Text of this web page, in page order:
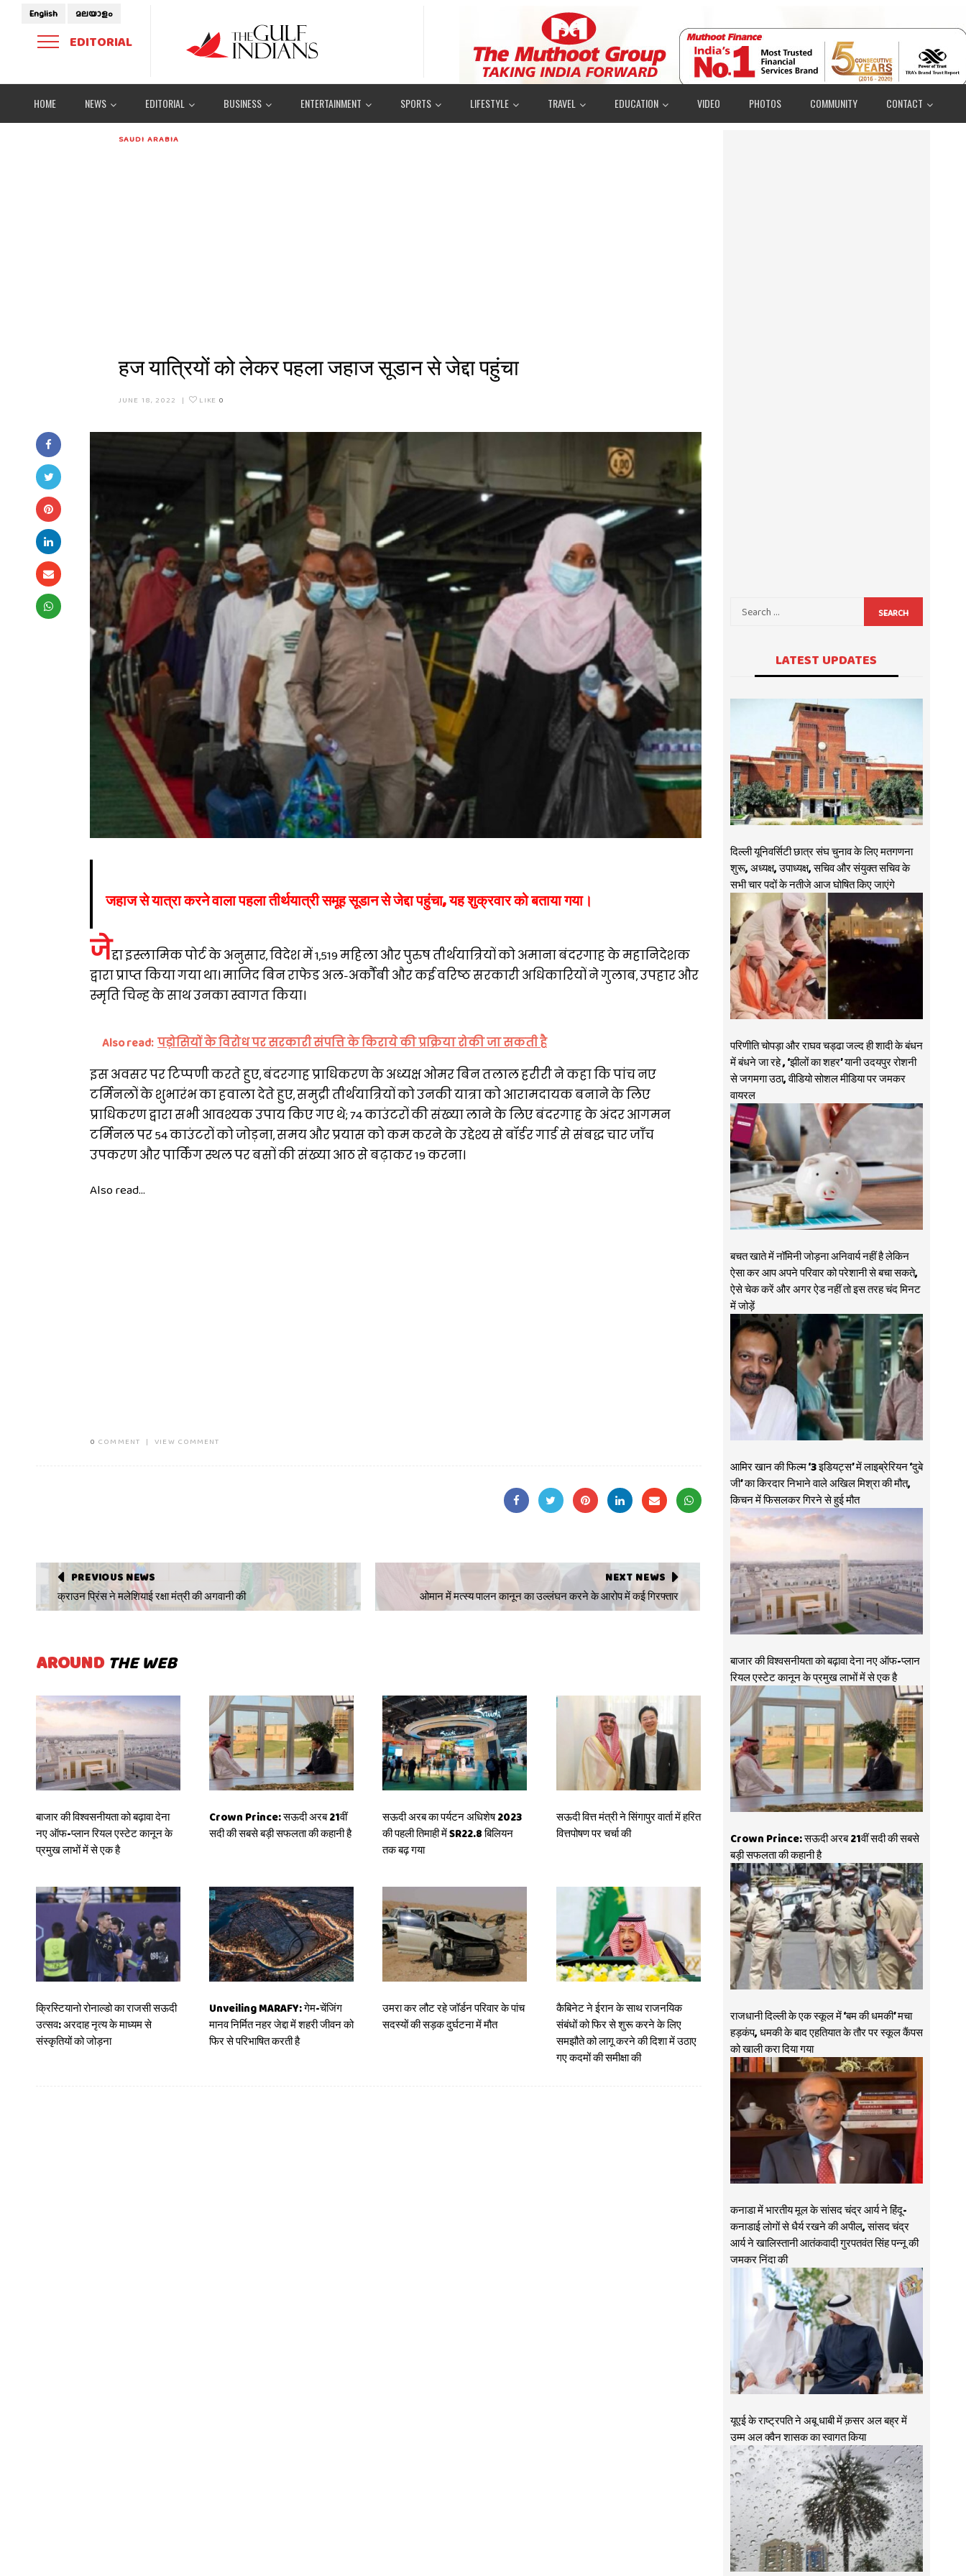
English മലയാളം
EDITORIAL
HOME NEWS EDITORIAL BUSINESS ENTERTAINMENT SPORTS LIFESTYLE TRAVEL EDUCATION VIDEO PHOTOS COMMUNITY CONTACT
SAUDI ARABIA
हज यात्रियों को लेकर पहला जहाज सूडान से जेद्दा पहुंचा
JUNE 18, 2022 | LIKE 0
जहाज से यात्रा करने वाला पहला तीर्थयात्री समूह सूडान से जेद्दा पहुंचा, यह शुक्रवार को बताया गया।
जेद्दा इस्लामिक पोर्ट के अनुसार, विदेश में 1,519 महिला और पुरुष तीर्थयात्रियों को अमाना बंदरगाह के महानिदेशक
द्वारा प्राप्त किया गया था। माजिद बिन राफेड अल-अर्कौबी और कई वरिष्ठ सरकारी अधिकारियों ने गुलाब, उपहार और
स्मृति चिन्ह के साथ उनका स्वागत किया।
Also read: पड़ोसियों के विरोध पर सरकारी संपत्ति के किराये की प्रक्रिया रोकी जा सकती है
इस अवसर पर टिप्पणी करते हुए, बंदरगाह प्राधिकरण के अध्यक्ष ओमर बिन तलाल हरीरी ने कहा कि पांच नए
टर्मिनलों के शुभारंभ का हवाला देते हुए, समुद्री तीर्थयात्रियों को उनकी यात्रा को आरामदायक बनाने के लिए
प्राधिकरण द्वारा सभी आवश्यक उपाय किए गए थे; 74 काउंटरों की संख्या लाने के लिए बंदरगाह के अंदर आगमन
टर्मिनल पर 54 काउंटरों को जोड़ना, समय और प्रयास को कम करने के उद्देश्य से बॉर्डर गार्ड से संबद्ध चार जाँच
उपकरण और पार्किंग स्थल पर बसों की संख्या आठ से बढ़ाकर 19 करना।
Also read...
0 COMMENT | VIEW COMMENT
PREVIOUS NEWS
क्राउन प्रिंस ने मलेशियाई रक्षा मंत्री की अगवानी की
NEXT NEWS
ओमान में मत्स्य पालन कानून का उल्लंघन करने के आरोप में कई गिरफ्तार
AROUND THE WEB
बाजार की विश्वसनीयता को बढ़ावा देना
नए ऑफ-प्लान रियल एस्टेट कानून के
प्रमुख लाभों में से एक है
Crown Prince: सऊदी अरब 21वीं
सदी की सबसे बड़ी सफलता की कहानी है
सऊदी अरब का पर्यटन अधिशेष 2023
की पहली तिमाही में SR22.8 बिलियन
तक बढ़ गया
सऊदी वित्त मंत्री ने सिंगापुर वार्ता में हरित
वित्तपोषण पर चर्चा की
क्रिस्टियानो रोनाल्डो का राजसी सऊदी
उत्सव: अरदाह नृत्य के माध्यम से
संस्कृतियों को जोड़ना
Unveiling MARAFY: गेम-चेंजिंग
मानव निर्मित नहर जेद्दा में शहरी जीवन को
फिर से परिभाषित करती है
उमरा कर लौट रहे जॉर्डन परिवार के पांच
सदस्यों की सड़क दुर्घटना में मौत
कैबिनेट ने ईरान के साथ राजनयिक
संबंधों को फिर से शुरू करने के लिए
समझौते को लागू करने की दिशा में उठाए
गए कदमों की समीक्षा की
SEARCH
LATEST UPDATES
दिल्ली यूनिवर्सिटी छात्र संघ चुनाव के लिए मतगणना
शुरू, अध्यक्ष, उपाध्यक्ष, सचिव और संयुक्त सचिव के
सभी चार पदों के नतीजे आज घोषित किए जाएंगे
परिणीति चोपड़ा और राघव चड्ढा जल्द ही शादी के बंधन
में बंधने जा रहे , ‘झीलों का शहर’ यानी उदयपुर रोशनी
से जगमगा उठा, वीडियो सोशल मीडिया पर जमकर
वायरल
बचत खाते में नॉमिनी जोड़ना अनिवार्य नहीं है लेकिन
ऐसा कर आप अपने परिवार को परेशानी से बचा सकते,
ऐसे चेक करें और अगर ऐड नहीं तो इस तरह चंद मिनट
में जोड़ें
आमिर खान की फिल्म ‘3 इडियट्स’ में लाइब्रेरियन ‘दुबे
जी’ का किरदार निभाने वाले अखिल मिश्रा की मौत,
किचन में फिसलकर गिरने से हुई मौत
बाजार की विश्वसनीयता को बढ़ावा देना नए ऑफ-प्लान
रियल एस्टेट कानून के प्रमुख लाभों में से एक है
Crown Prince: सऊदी अरब 21वीं सदी की सबसे
बड़ी सफलता की कहानी है
राजधानी दिल्ली के एक स्कूल में ‘बम की धमकी’ मचा
हड़कंप, धमकी के बाद एहतियात के तौर पर स्कूल कैंपस
को खाली करा दिया गया
कनाडा में भारतीय मूल के सांसद चंद्र आर्य ने हिंदू-
कनाडाई लोगों से धैर्य रखने की अपील, सांसद चंद्र
आर्य ने खालिस्तानी आतंकवादी गुरपतवंत सिंह पन्नू की
जमकर निंदा की
यूएई के राष्ट्रपति ने अबू धाबी में क़सर अल बह्र में
उम्म अल क्वैन शासक का स्वागत किया